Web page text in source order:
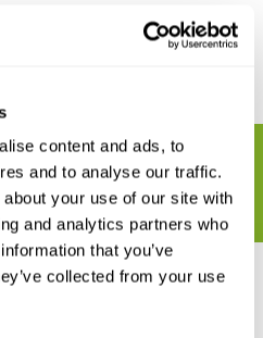
content and ads, to
and to analyse our traffic.
your use of our site with
and analytics partners who
that you’ve
collected from your use